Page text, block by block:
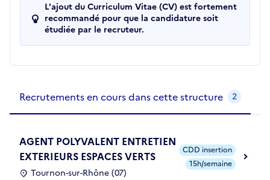
L'ajout du Curriculum Vitae (CV) est fortement
recommandé pour que la candidature soit
étudiée par le recruteur.
Recrutements en cours dans cette structure 2
AGENT POLYVALENT ENTRETIEN
EXTERIEURS ESPACES VERTS
Tournon-sur-Rhône (07)
CDD insertion
15h/semaine